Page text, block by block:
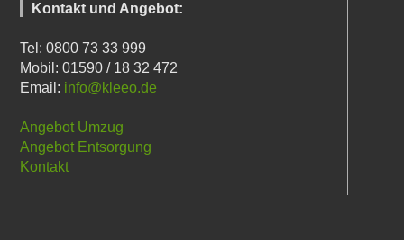
Kontakt und Angebot:
Tel: 0800 73 33 999
Mobil: 01590 / 18 32 472
Email: info@kleeo.de
Angebot Umzug
Angebot Entsorgung
Kontakt